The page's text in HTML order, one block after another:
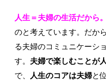
人生＝夫婦の生活だから。
のと考えています。だか
る夫婦のコミュニケーシ
す。 夫婦で楽しむことが
で、
人生のコアは夫婦と